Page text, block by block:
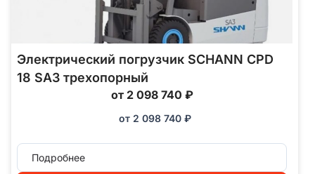
Электрический погрузчик SCHANN CPD
18 SA3 трехопорный
от 2 098 740 ₽
от 2 098 740 ₽
Подробнее